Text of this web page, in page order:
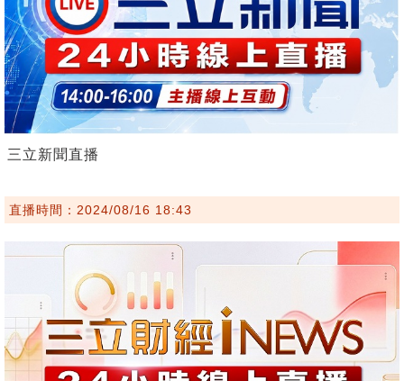
三立新聞直播
直播時間：2024/08/16 18:43